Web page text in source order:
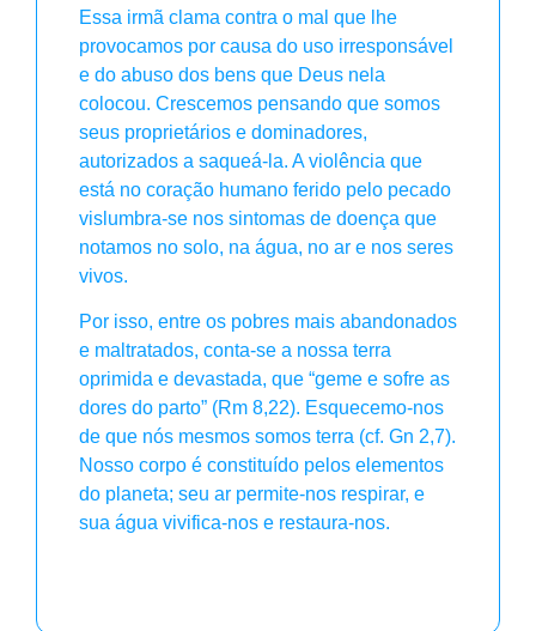
Essa irmã clama contra o mal que lhe
provocamos por causa do uso irresponsável
e do abuso dos bens que Deus nela
colocou. Crescemos pensando que somos
seus proprietários e dominadores,
autorizados a saqueá-la. A violência que
está no coração humano ferido pelo pecado
vislumbra-se nos sintomas de doença que
notamos no solo, na água, no ar e nos seres
vivos.
Por isso, entre os pobres mais abandonados
e maltratados, conta-se a nossa terra
oprimida e devastada, que “geme e sofre as
dores do parto” (Rm 8,22). Esquecemo-nos
de que nós mesmos somos terra (cf. Gn 2,7).
Nosso corpo é constituído pelos elementos
do planeta; seu ar permite-nos respirar, e
sua água vivifica-nos e restaura-nos.